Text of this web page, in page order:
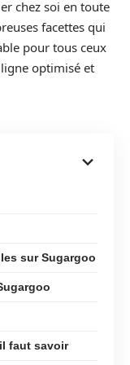
chez soi en toute
facettes qui
pour tous ceux
optimisé et
sur Sugargoo
faut savoir